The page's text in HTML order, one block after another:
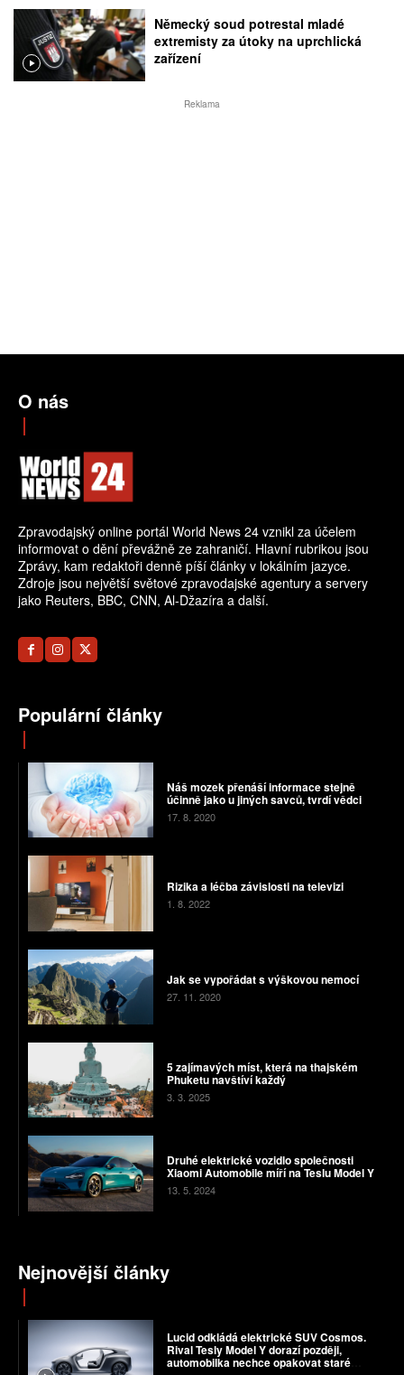
Německý soud potrestal mladé
extremisty za útoky na uprchlická
zařízení
Reklama
O nás
Zpravodajský online portál World News 24 vznikl za účelem
informovat o dění převážně ze zahraničí. Hlavní rubrikou jsou
Zprávy, kam redaktoři denně píší články v lokálním jazyce.
Zdroje jsou největší světové zpravodajské agentury a servery
jako Reuters, BBC, CNN, Al-Džazíra a další.
Populární články
Náš mozek přenáší informace stejně
účinně jako u jiných savců, tvrdí vědci
17. 8. 2020
Rizika a léčba závislosti na televizi
1. 8. 2022
Jak se vypořádat s výškovou nemocí
27. 11. 2020
5 zajímavých míst, která na thajském
Phuketu navštíví každý
3. 3. 2025
Druhé elektrické vozidlo společnosti
Xiaomi Automobile míří na Teslu Model Y
13. 5. 2024
Nejnovější články
Lucid odkládá elektrické SUV Cosmos.
Rival Tesly Model Y dorazí později,
automobilka nechce opakovat staré